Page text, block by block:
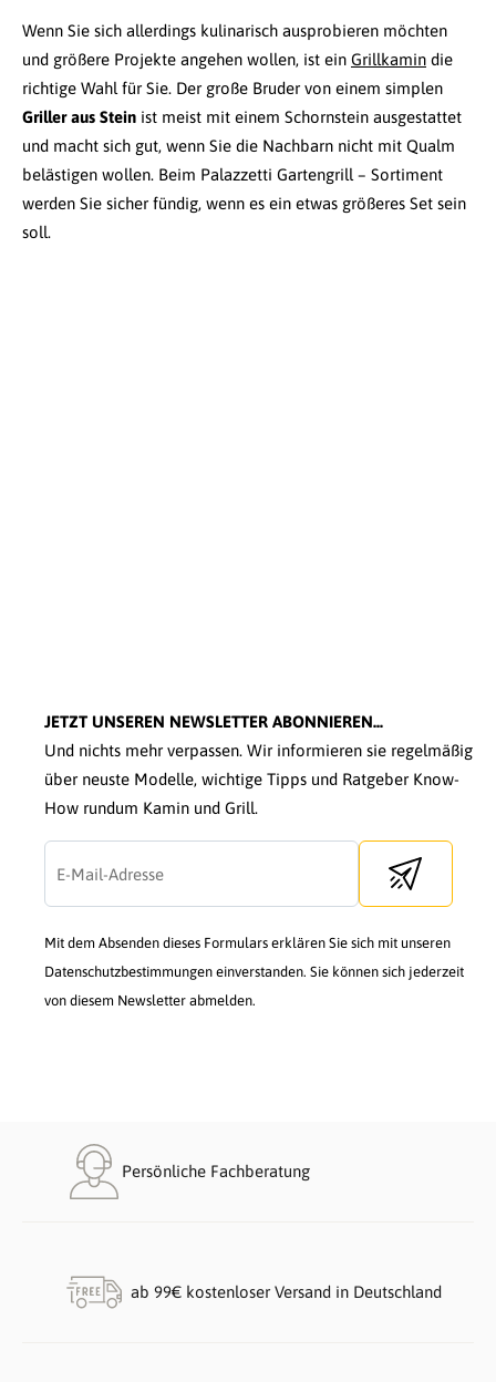
Wenn Sie sich allerdings kulinarisch ausprobieren möchten
und größere Projekte angehen wollen, ist ein Grillkamin die
richtige Wahl für Sie. Der große Bruder von einem simplen
Griller aus Stein ist meist mit einem Schornstein ausgestattet
und macht sich gut, wenn Sie die Nachbarn nicht mit Qualm
belästigen wollen. Beim Palazzetti Gartengrill – Sortiment
werden Sie sicher fündig, wenn es ein etwas größeres Set sein
soll.
JETZT UNSEREN NEWSLETTER ABONNIEREN...
Und nichts mehr verpassen. Wir informieren sie regelmäßig
über neuste Modelle, wichtige Tipps und Ratgeber Know-
How rundum Kamin und Grill.
Send
Mit dem Absenden dieses Formulars erklären Sie sich mit unseren
Datenschutzbestimmungen einverstanden. Sie können sich jederzeit
von diesem Newsletter abmelden.
Persönliche Fachberatung
ab 99€ kostenloser Versand in Deutschland